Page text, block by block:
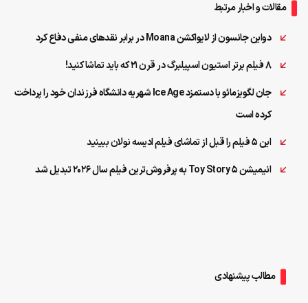
مقالات و اخبار مرتبط
دواین جانسون از لایواکشن Moana در برابر نقدهای منفی دفاع کرد
8 فیلم برتر استیون اسپیلبرگ در قرن 21 که باید تماشا کنید!
جان لگویزمائو با دستمزد Ice Age شهریه دانشگاه فرزندان خود را پرداخت
کرده است
این 5 فیلم را قبل از تماشای فیلم ادیسه نولان ببینید
انیمیشن Toy Story 5 به پرفروش‌ترین فیلم سال ۲۰۲۶ تبدیل شد
مطالب پیشنهادی